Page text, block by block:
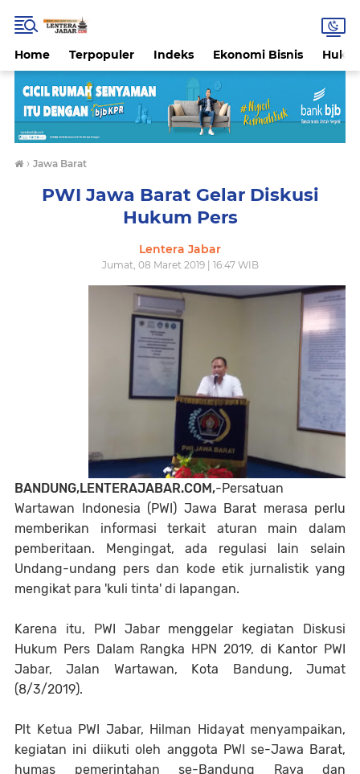
Home Terpopuler Indeks Ekonomi Bisnis
› Jawa Barat
PWI Jawa Barat Gelar Diskusi
Hukum Pers
Lentera Jabar
Jumat, 08 Maret 2019 | 16:47 WIB
BANDUNG,LENTERAJABAR.COM,-Persatuan
Wartawan Indonesia (PWI) Jawa Barat merasa perlu
memberikan informasi terkait aturan main dalam
pemberitaan. Mengingat, ada regulasi lain selain
Undang-undang pers dan kode etik jurnalistik yang
mengikat para 'kuli tinta' di lapangan.
Karena itu, PWI Jabar menggelar kegiatan Diskusi
Hukum Pers Dalam Rangka HPN 2019, di Kantor PWI
Jabar, Jalan Wartawan, Kota Bandung, Jumat
(8/3/2019).
Plt Ketua PWI Jabar, Hilman Hidayat menyampaikan,
kegiatan ini diikuti oleh anggota PWI se-Jawa Barat,
humas pemerintahan se-Bandung Raya dan